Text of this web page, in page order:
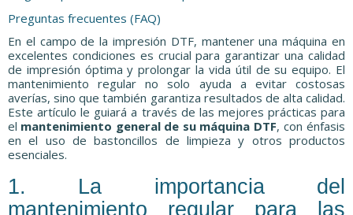
Preguntas frecuentes (FAQ)
En el campo de la impresión DTF, mantener una máquina en
excelentes condiciones es crucial para garantizar una calidad
de impresión óptima y prolongar la vida útil de su equipo. El
mantenimiento regular no solo ayuda a evitar costosas
averías, sino que también garantiza resultados de alta calidad.
Este artículo le guiará a través de las mejores prácticas para
el mantenimiento general de su máquina DTF, con énfasis
en el uso de bastoncillos de limpieza y otros productos
esenciales.
1. La importancia del
mantenimiento regular para las